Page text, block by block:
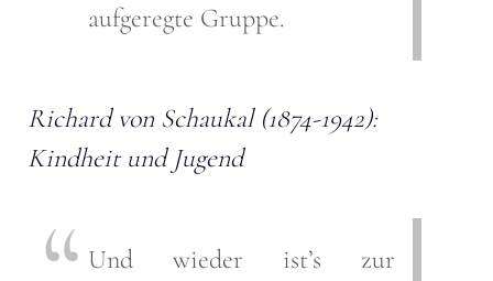
aufgeregte Gruppe.
Richard von Schaukal (1874-1942):
Kindheit und Jugend
Und wieder ist’s zur